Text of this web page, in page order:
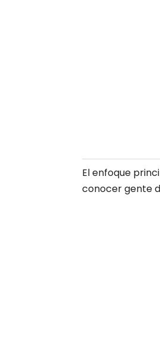
El enfoque
conocer gente